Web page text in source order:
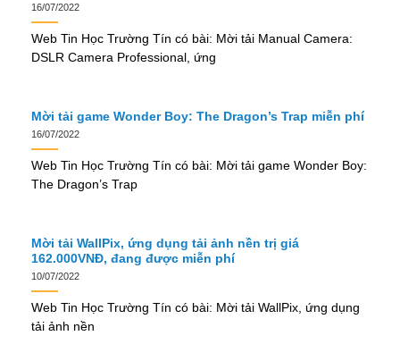
16/07/2022
Web Tin Học Trường Tín có bài: Mời tải Manual Camera:
DSLR Camera Professional, ứng
Mời tải game Wonder Boy: The Dragon’s Trap miễn phí
16/07/2022
Web Tin Học Trường Tín có bài: Mời tải game Wonder Boy:
The Dragon’s Trap
Mời tải WallPix, ứng dụng tải ảnh nền trị giá
162.000VNĐ, đang được miễn phí
10/07/2022
Web Tin Học Trường Tín có bài: Mời tải WallPix, ứng dụng
tải ảnh nền